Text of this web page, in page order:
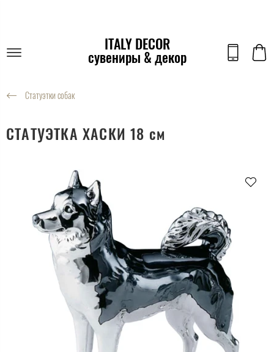
ITALY DECOR
сувениры & декор
Статуэтки собак
СТАТУЭТКА ХАСКИ 18 см